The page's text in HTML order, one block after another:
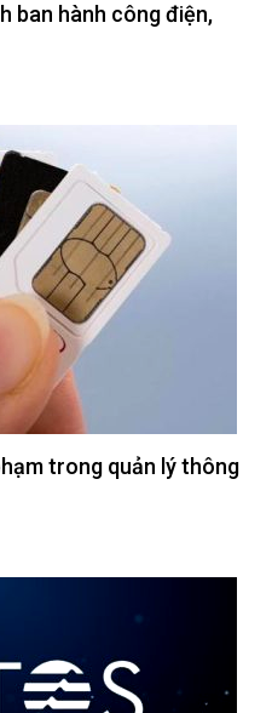
ban hành công điện,
trong quản lý thông